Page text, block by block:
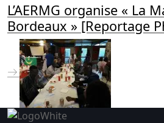
L’AERMG organise « La
Bordeaux » [Reportage